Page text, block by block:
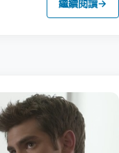
繼續閱讀→